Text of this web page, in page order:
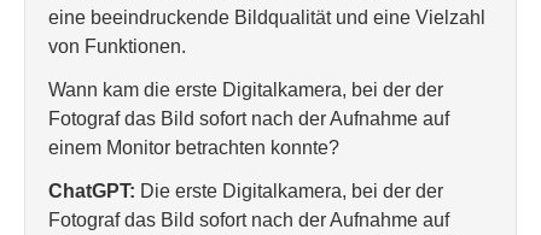
eine beeindruckende Bildqualität und eine Vielzahl
von Funktionen.
Wann kam die erste Digitalkamera, bei der der
Fotograf das Bild sofort nach der Aufnahme auf
einem Monitor betrachten konnte?
ChatGPT: Die erste Digitalkamera, bei der der
Fotograf das Bild sofort nach der Aufnahme auf